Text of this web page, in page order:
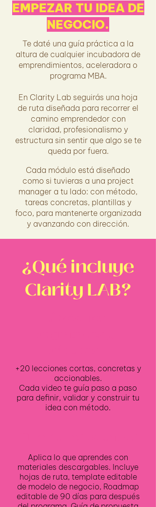
EMPEZAR TU IDEA DE
NEGOCIO.
Te daté una guía práctica a la
altura de cualquier incubadora de
emprendimientos, aceleradora o
programa MBA.
En Clarity Lab seguirás una hoja
de ruta diseñada para recorrer el
camino emprendedor con
claridad, profesionalismo y
estructura sin sentir que algo se te
queda por fuera.
Cada módulo está diseñado
como si tuvieras a una project
manager a tu lado: con método,
tareas concretas, plantillas y
foco, para mantenerte organizada
y avanzando con dirección.
¿Qué incluye
Clarity LAB?
+20 lecciones cortas, concretas y
accionables.
Cada video te guía paso a paso
para definir, validar y construir tu
idea con método.
Aplica lo que aprendes con
materiales descargables. Incluye
hojas de ruta, template editable
de modelo de negocio, Roadmap
editable de 90 días para después